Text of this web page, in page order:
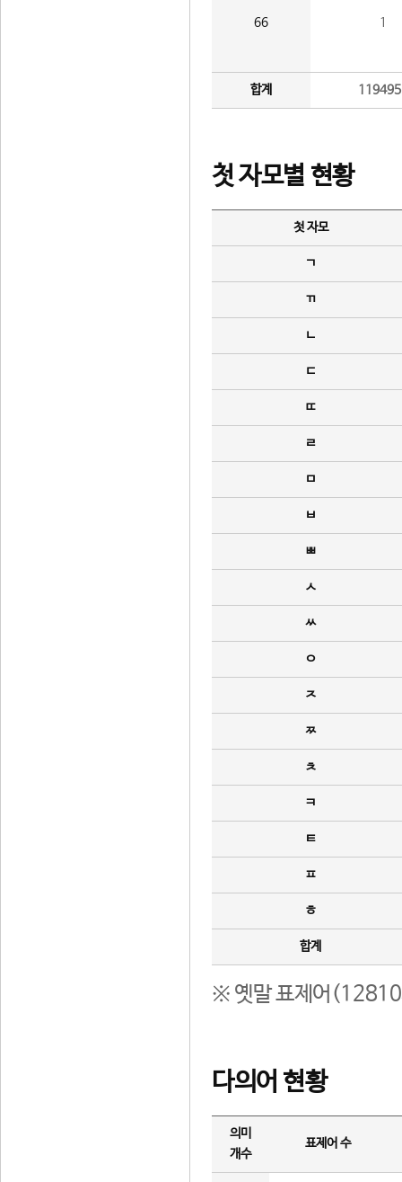
66 1
합계
첫 자모별 현황
첫 자모
ㄱ
ㄲ
ㄴ
ㄷ
ㄸ
ㄹ
ㅁ
ㅂ
ㅃ
ㅅ
ㅆ
ㅇ
ㅈ
ㅉ
ㅊ
ㅋ
ㅌ
ㅍ
ㅎ
합계
※ 옛말 표제어(12810
다의어 현황
의미
개수
표제어 수